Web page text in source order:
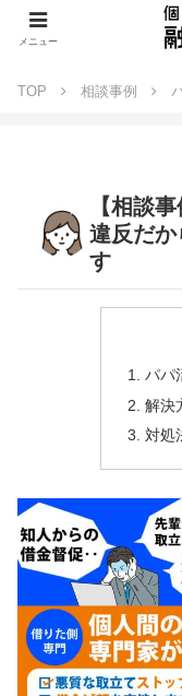
TOP 相談事例
【相談
違反だか
す
パパ
解決
対処
メニュー